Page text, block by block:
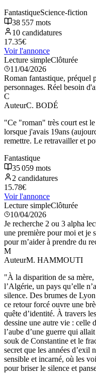
FantastiqueScience-fiction
38 557 mots
10 candidatures
17.35€
Voir l'annonce
Lecture simpleClôturée
11/04/2026
Roman fantastique, préquel
personnages. Réel besoin
C
AuteurC. BODÉ
"Ce "roman" très court est
lorsque j'avais 19ans
remettre. Le retravailler et
Fantastique
35 059 mots
2 candidatures
15.78€
Voir l'annonce
Lecture simpleClôturée
10/04/2026
Je recherche 2 ou 3 alpha
une première pour moi et je
pour m’aider à prendre du
M
AuteurM. HAMMOUTI
"À la disparition de sa
l’Algérie, un pays qu’elle
silence. Des brumes de
ce retour forcé ouvre une
quête d’identité. À travers
dessine une autre vie : celle
l’aube d’une guerre qui
souk de Constantine et le
secret que les années d’exil
sensible et incarné, où les
pour briser le silence et